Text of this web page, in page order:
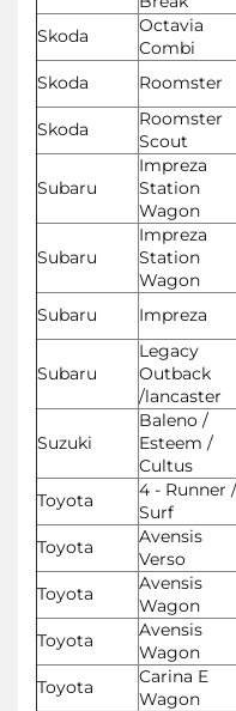
Skoda
Octavia
Combi
Skoda
Roomster
Skoda
Roomster
Scout
Subaru
Impreza
Station
Wagon
Subaru
Impreza
Station
Wagon
Subaru
Impreza
Subaru
Legacy
Outback
/lancaster
Suzuki
Baleno /
Esteem /
Cultus
Toyota
4 - Runner /
Surf
Toyota
Avensis
Verso
Toyota
Avensis
Wagon
Toyota
Avensis
Wagon
Toyota
Carina E
Wagon